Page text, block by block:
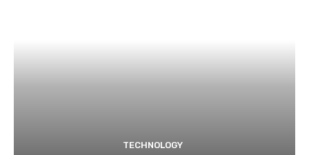
TECHNOLOGY